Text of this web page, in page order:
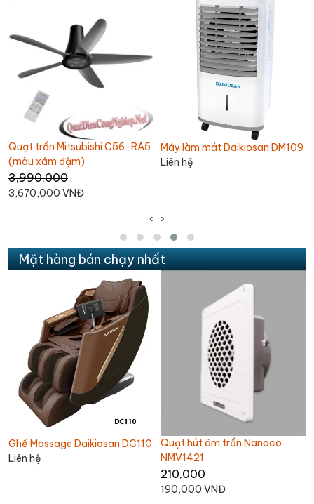
Máy làm mát Daikiosan DM109
Liên hệ
Quạt thổi thảm Omysu CD-
T01
‹ ›
Mặt hàng bán chạy nhất
Quạt hút âm trần Nanoco
NMV1421
Quạt trần Chinghai SF2001
1,100,000
1,060,000 VNĐ